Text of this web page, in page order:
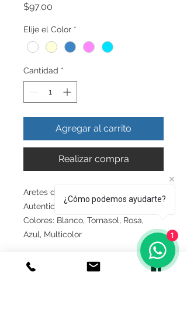
$97.00
Elije el Color *
Cantidad *
Agregar al carrito
Realizar compra
Aretes de Zirconias Hecho en
Autentica plata Garantizada
Colores: Blanco, Tornasol, Rosa,
Azul, Multicolor
INFO DEL PRODUCTO
¿Cómo podemos ayudarte?
1